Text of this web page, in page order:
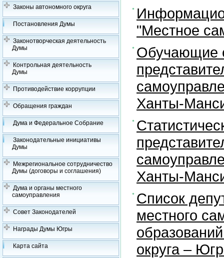
Законы автономного округа
Постановления Думы
Законотворческая деятельность
Думы
Контрольная деятельность
Думы
Противодействие коррупции
Обращения граждан
Дума и Федеральное Собрание
Законодательные инициативы
Думы
Межрегиональное сотрудничество
Думы (договоры и соглашения)
Дума и органы местного
самоуправления
Совет Законодателей
Награды Думы Югры
Карта сайта
"Местное
Обучающие
Ханты-
Ханты-
Список
местного
округа –